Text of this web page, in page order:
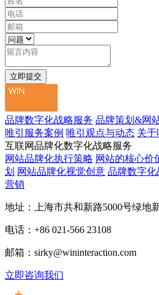
品牌数字化战略服务 品牌策划&网
唯引服务案例 唯引观点与动态 关于
互联网品牌化数字化战略服务
网站品牌化执行策略 网站的核心价
划 网站品牌化视觉创意 品牌数字化
营销
地址：上海市共和新路5000号绿地
电话：+86 021-566 23108
邮箱：sirky@wininteraction.com
立即咨询我们